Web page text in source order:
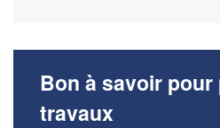
Bon à savoir
travaux